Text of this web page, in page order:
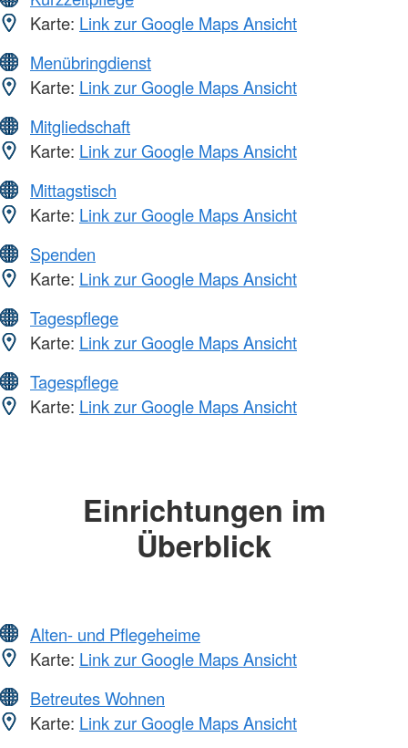
Karte: Link zur Google Maps Ansicht
Menübringdienst
Karte: Link zur Google Maps Ansicht
Mitgliedschaft
Karte: Link zur Google Maps Ansicht
Mittagstisch
Karte: Link zur Google Maps Ansicht
Spenden
Karte: Link zur Google Maps Ansicht
Tagespflege
Karte: Link zur Google Maps Ansicht
Tagespflege
Karte: Link zur Google Maps Ansicht
Einrichtungen im
Überblick
Alten- und Pflegeheime
Karte: Link zur Google Maps Ansicht
Betreutes Wohnen
Karte: Link zur Google Maps Ansicht